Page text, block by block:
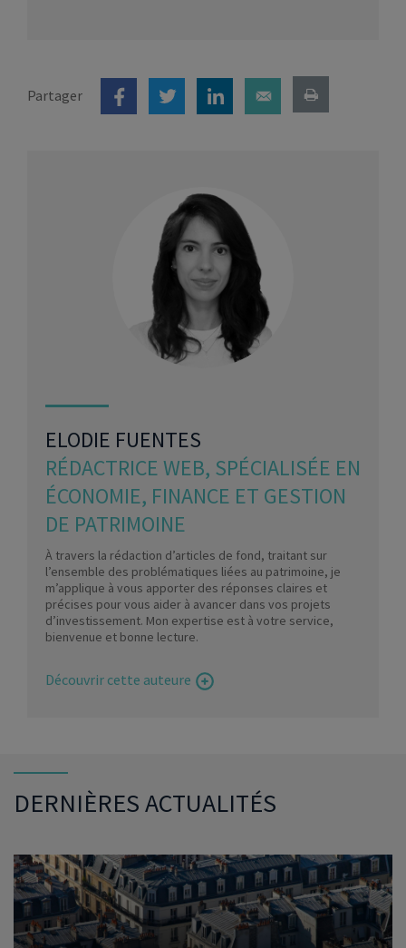
Partager
ELODIE FUENTES
RÉDACTRICE WEB, SPÉCIALISÉE EN
ÉCONOMIE, FINANCE ET GESTION
DE PATRIMOINE
À travers la rédaction d’articles de fond, traitant sur
l’ensemble des problématiques liées au patrimoine, je
m’applique à vous apporter des réponses claires et
précises pour vous aider à avancer dans vos projets
d’investissement. Mon expertise est à votre service,
bienvenue et bonne lecture.
Découvrir cette auteure
DERNIÈRES ACTUALITÉS